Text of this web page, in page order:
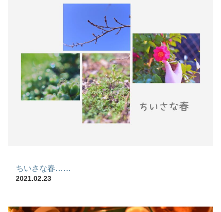
ちいさな春……
2021.02.23